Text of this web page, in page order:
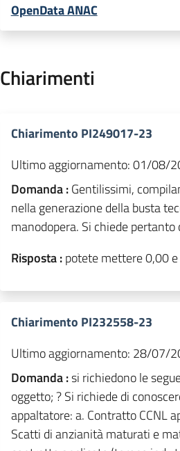
OpenData ANAC
Chiarimenti
Chiarimento PI249017-23
Ultimo aggiornamento:01/08/
Domanda :Gentilissimi,
nella generazione della busta
manodopera. Si chiede
Risposta :potete mettere 0,00
Chiarimento PI232558-23
Ultimo aggiornamento: 28/07/
Domanda :si richiedono le
oggetto; ? Si richiede di
appaltatore: a. Contratto CCNL
Scatti di anzianità maturati e